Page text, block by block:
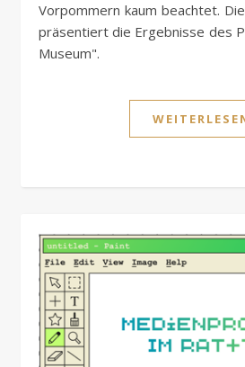
Vorpommern kaum beachtet.
präsentiert die Ergebnisse des
Museum".